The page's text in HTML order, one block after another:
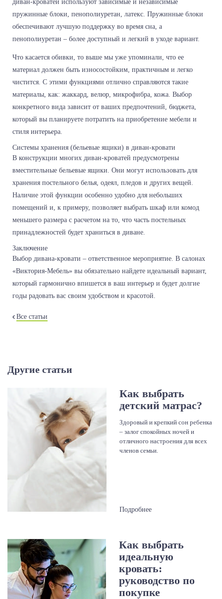
диван-кроватей используют зависимые и независимые
пружинные блоки, пенополиуретан, латекс. Пружинные блоки
обеспечивают лучшую поддержку во время сна, а
пенополиуретан – более доступный и легкий в уходе вариант.
Что касается обивки, то выше мы уже упоминали, что ее
материал должен быть износостойким, практичным и легко
чистится. С этими функциями отлично справляются такие
материалы, как: жаккард, велюр, микрофибра, кожа. Выбор
конкретного вида зависит от ваших предпочтений, бюджета,
который вы планируете потратить на приобретение мебели и
стиля интерьера.
Системы хранения (бельевые ящики) в диван-кровати
В конструкции многих диван-кроватей предусмотрены
вместительные бельевые ящики. Они могут использовать для
хранения постельного белья, одеял, пледов и других вещей.
Наличие этой функции особенно удобно для небольших
помещений и, к примеру, позволяет выбрать шкаф или комод
меньшего размера с расчетом на то, что часть постельных
принадлежностей будет храниться в диване.
Заключение
Выбор дивана-кровати – ответственное мероприятие. В салонах
«Виктория-Мебель» вы обязательно найдете идеальный вариант,
который гармонично впишется в ваш интерьер и будет долгие
годы радовать вас своим удобством и красотой.
Все статьи
Другие статьи
Как выбрать
детский матрас?
Здоровый и крепкий сон ребенка
– залог спокойных ночей и
отличного настроения для всех
членов семьи.
Подробнее
Как выбрать
идеальную
кровать:
руководство по
покупке